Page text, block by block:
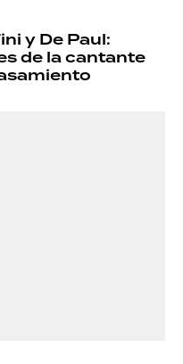
y De Paul:
de la cantante